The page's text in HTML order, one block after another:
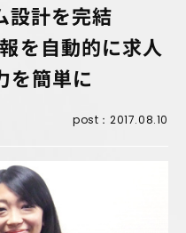
設計を完結
を自動的に求人
を簡単に
post：2017.08.10